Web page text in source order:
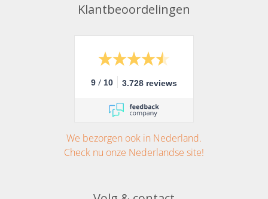
Klantbeoordelingen
9 / 10 3.728 reviews
We bezorgen ook in Nederland.
Check nu onze Nederlandse site!